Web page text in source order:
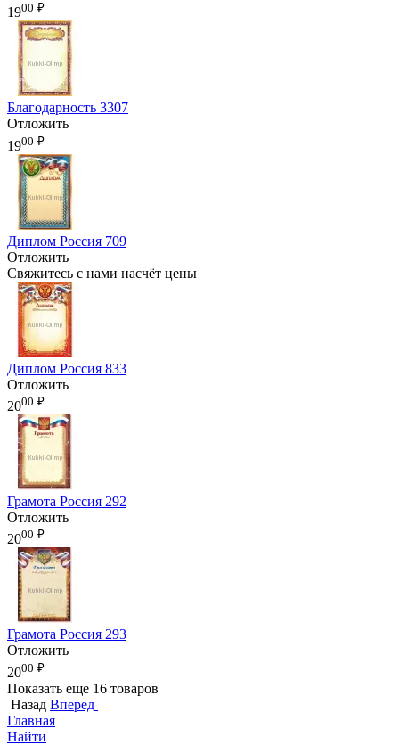
1900 ₽
Благодарность 3307
Отложить
1900 ₽
Диплом Россия 709
Отложить
Свяжитесь с нами насчёт цены
Диплом Россия 833
Отложить
2000 ₽
Грамота Россия 292
Отложить
2000 ₽
Грамота Россия 293
Отложить
2000 ₽
Показать еще 16 товаров
Назад Вперед
Главная
Найти